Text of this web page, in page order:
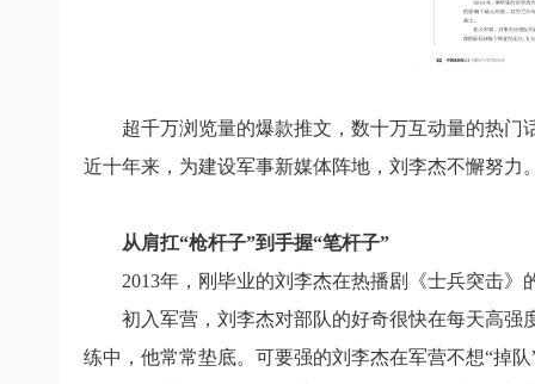
超千万浏览量的爆款推文，数十万互动量的热
近十年来，为建设军事新媒体阵地，刘李杰不懈努
从肩扛“枪杆子”到手握“笔杆子”
2013年，刚毕业的刘李杰在热播剧《士兵突击
初入军营，刘李杰对部队的好奇很快在每天高
练中，他常常垫底。可要强的刘李杰在军营不想“掉